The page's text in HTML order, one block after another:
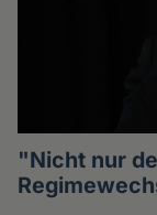
"Nicht nur